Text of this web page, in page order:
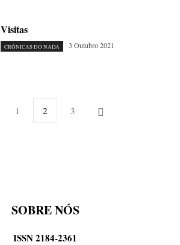
Visitas
CRÓNICAS DO NADA 3 Outubro 2021
1 2 3
SOBRE NÓS
ISSN 2184-2361